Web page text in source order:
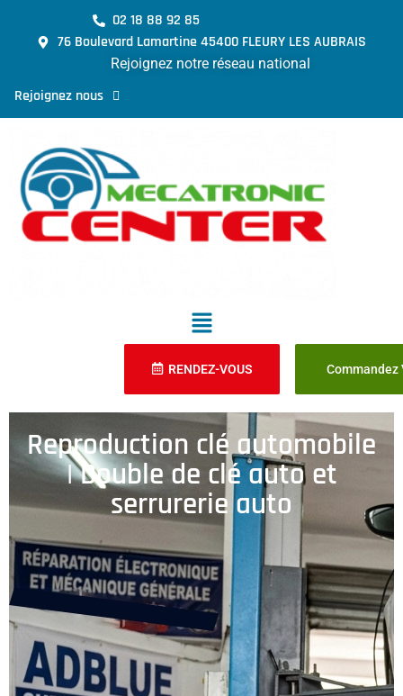
02 18 88 92 85
76 Boulevard Lamartine 45400 FLEURY LES AUBRAIS
Rejoignez notre réseau national
Rejoignez nous
RENDEZ-VOUS Commandez
Reproduction clé automobile
| Double de clé auto et
serrurerie auto